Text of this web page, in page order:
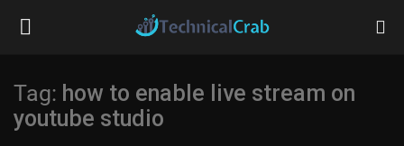
Home
Tag: how to enable live stream on
youtube studio